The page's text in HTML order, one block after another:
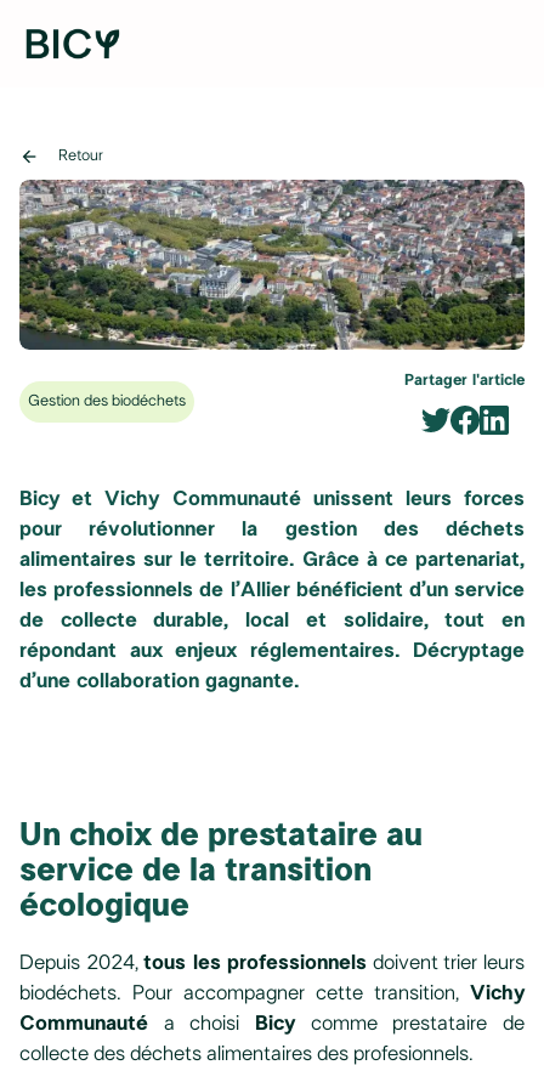
arrow_back Retour
Gestion des biodéchets
Partager l'article
Bicy et Vichy Communauté unissent leurs forces
pour révolutionner la gestion des déchets
alimentaires sur le territoire. Grâce à ce partenariat,
les professionnels de l’Allier bénéficient d’un service
de collecte durable, local et solidaire, tout en
répondant aux enjeux réglementaires. Décryptage
d’une collaboration gagnante.
Un choix de prestataire au
service de la transition
écologique
Depuis 2024,tous les professionnels doivent trier leurs
biodéchets. Pour accompagner cette transition, Vichy
Communauté a choisi Bicycomme prestataire de
collecte des déchets alimentaires des profesionnels.